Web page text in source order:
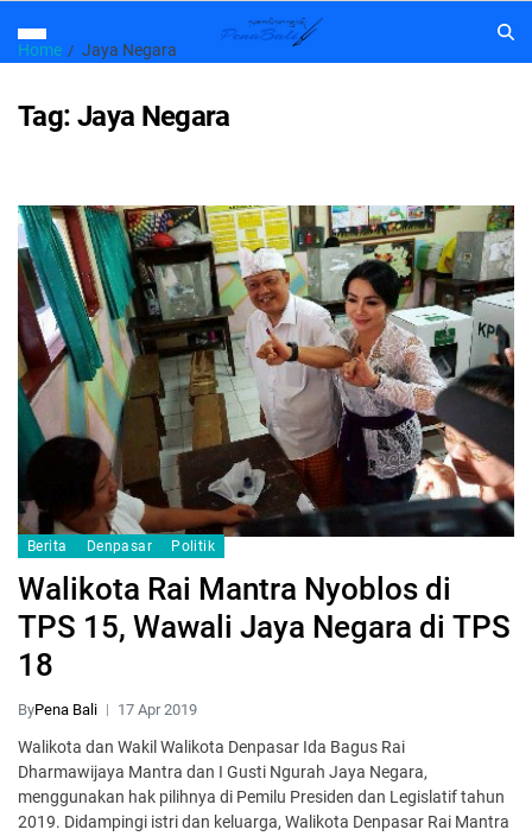
Home Jaya Negara
Tag: Jaya Negara
Berita Denpasar Politik
Walikota Rai Mantra Nyoblos di
TPS 15, Wawali Jaya Negara di TPS
18
ByPena Bali 17 Apr 2019
Walikota dan Wakil Walikota Denpasar Ida Bagus Rai
Dharmawijaya Mantra dan I Gusti Ngurah Jaya Negara,
menggunakan hak pilihnya di Pemilu Presiden dan Legislatif tahun
2019. Didampingi istri dan keluarga, Walikota Denpasar Rai Mantra